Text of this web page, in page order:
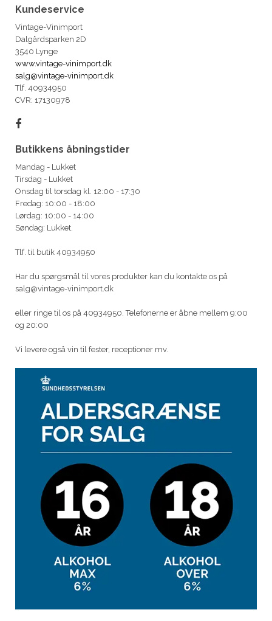
Kundeservice
Vintage-Vinimport
Dalgårdsparken 2D
3540 Lynge
www.vintage-vinimport.dk
salg@vintage-vinimport.dk
Tlf. 40934950
CVR: 17130978
Butikkens åbningstider
Mandag - Lukket
Tirsdag - Lukket
Onsdag til torsdag kl. 12:00 - 17:30
Fredag: 10:00 - 18:00
Lørdag: 10:00 - 14:00
Søndag: Lukket.
Tlf. til butik 40934950
Har du spørgsmål til vores produkter kan du kontakte os på
salg@vintage-vinimport.dk
eller ringe til os på 40934950. Telefonerne er åbne mellem 9:00
og 20:00
Vi levere også vin til fester, receptioner mv.